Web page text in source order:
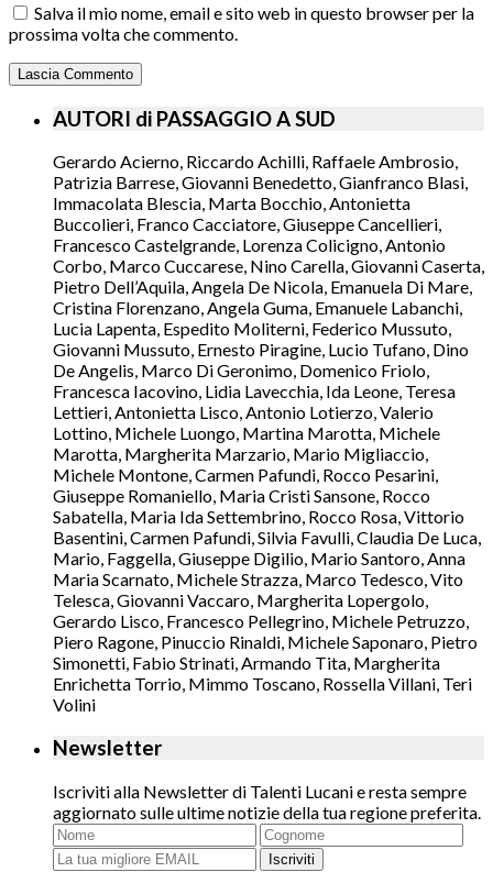
Salva il mio nome, email e sito web in questo browser per la
prossima volta che commento.
AUTORI di PASSAGGIO A SUD
Gerardo Acierno, Riccardo Achilli, Raffaele Ambrosio,
Patrizia Barrese, Giovanni Benedetto, Gianfranco Blasi,
Immacolata Blescia, Marta Bocchio, Antonietta
Buccolieri, Franco Cacciatore, Giuseppe Cancellieri,
Francesco Castelgrande, Lorenza Colicigno, Antonio
Corbo, Marco Cuccarese, Nino Carella, Giovanni Caserta,
Pietro Dell’Aquila, Angela De Nicola, Emanuela Di Mare,
Cristina Florenzano, Angela Guma, Emanuele Labanchi,
Lucia Lapenta, Espedito Moliterni, Federico Mussuto,
Giovanni Mussuto, Ernesto Piragine, Lucio Tufano, Dino
De Angelis, Marco Di Geronimo, Domenico Friolo,
Francesca Iacovino, Lidia Lavecchia, Ida Leone, Teresa
Lettieri, Antonietta Lisco, Antonio Lotierzo, Valerio
Lottino, Michele Luongo, Martina Marotta, Michele
Marotta, Margherita Marzario, Mario Migliaccio,
Michele Montone, Carmen Pafundi, Rocco Pesarini,
Giuseppe Romaniello, Maria Cristi Sansone, Rocco
Sabatella, Maria Ida Settembrino, Rocco Rosa, Vittorio
Basentini, Carmen Pafundi, Silvia Favulli, Claudia De Luca,
Mario, Faggella, Giuseppe Digilio, Mario Santoro, Anna
Maria Scarnato, Michele Strazza, Marco Tedesco, Vito
Telesca, Giovanni Vaccaro, Margherita Lopergolo,
Gerardo Lisco, Francesco Pellegrino, Michele Petruzzo,
Piero Ragone, Pinuccio Rinaldi, Michele Saponaro, Pietro
Simonetti, Fabio Strinati, Armando Tita, Margherita
Enrichetta Torrio, Mimmo Toscano, Rossella Villani, Teri
Volini
Newsletter
Iscriviti alla Newsletter di Talenti Lucani e resta sempre
aggiornato sulle ultime notizie della tua regione preferita.
Iscriviti